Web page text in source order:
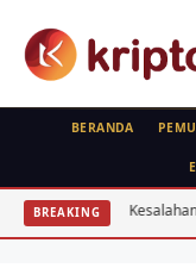
BERANDA
BREAKING
Kesalahan Pemula
KRIPTO
Average